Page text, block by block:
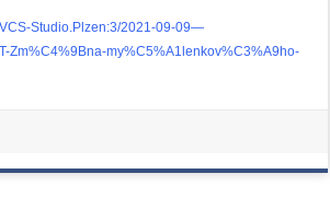
Studio.Plzen:3/2021-09-09—
Zm%C4%9Bna-my%C5%A1lenkov%C3%A9ho-